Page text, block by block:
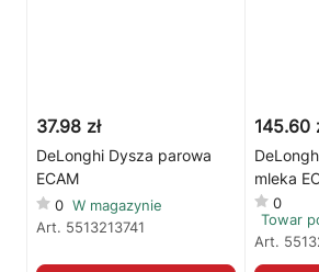
37.98 zł
DeLonghi Dysza parowa
ECAM
0 W magazynie
Art. 5513213741
145.60
mleka
0
Towar
Art.